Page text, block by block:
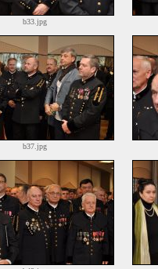
b33.jpg
b37.jpg